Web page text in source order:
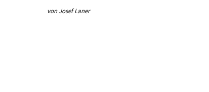
von Josef Laner